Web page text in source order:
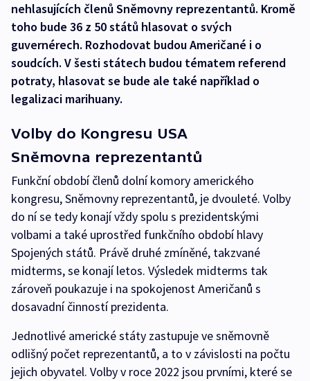
nehlasujících členů Sněmovny reprezentantů. Kromě
toho bude 36 z 50 států hlasovat o svých
guvernérech. Rozhodovat budou Američané i o
soudcích. V šesti státech budou tématem referend
potraty, hlasovat se bude ale také například o
legalizaci marihuany.
Volby do Kongresu USA
Sněmovna reprezentantů
Funkční období členů dolní komory amerického
kongresu, Sněmovny reprezentantů, je dvouleté. Volby
do ní se tedy konají vždy spolu s prezidentskými
volbami a také uprostřed funkčního období hlavy
Spojených států. Právě druhé zmíněné, takzvané
midterms, se konají letos. Výsledek midterms tak
zároveň poukazuje i na spokojenost Američanů s
dosavadní činností prezidenta.
Jednotlivé americké státy zastupuje ve sněmovně
odlišný počet reprezentantů, a to v závislosti na počtu
jejich obyvatel. Volby v roce 2022 jsou prvními, které se